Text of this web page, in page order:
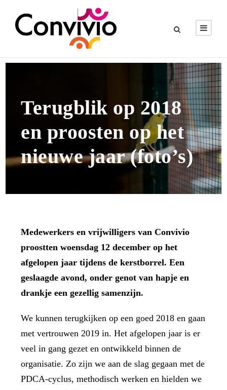
Terugblik op 2018
en proosten op het
nieuwe jaar (foto’s)
Medewerkers en vrijwilligers van Convivio
proostten woensdag 12 december op het
afgelopen jaar tijdens de kerstborrel. Een
geslaagde avond, onder genot van hapje en
drankje een gezellig samenzijn.
We kunnen terugkijken op een goed 2018 en gaan
met vertrouwen 2019 in. Het afgelopen jaar is er
veel in gang gezet en ontwikkeld binnen de
organisatie. Zo zijn we aan de slag gegaan met de
PDCA-cyclus, methodisch werken en hielden we